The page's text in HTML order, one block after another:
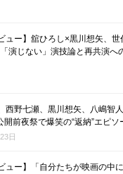
ュー】舘ひろし×黒川想矢、
「演じない」演技論と再共演へ
西野七瀬、黒川想矢、八嶋智
開前夜祭で爆笑の“返納”エピソ
日
ュー】「自分たちが映画の中